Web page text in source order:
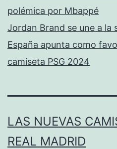
polémica por Mbappé
Jordan Brand se une a la
España apunta como
camiseta PSG 2024
LAS NUEVAS
REAL MADRID